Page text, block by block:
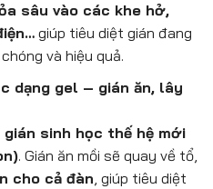
sâu vào các khe hở,
giúp tiêu diệt gián đang
và hiệu quả.
dạng gel – gián ăn, lây
sinh học thế hệ mới
. Gián ăn mồi sẽ quay về tổ,
cho cả đàn, giúp tiêu diệt